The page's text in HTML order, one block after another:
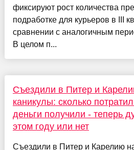
фиксируют рост количества
подработке для курьеров в III
сравнении с аналогичным
В целом п...
Съездили в Питер и
каникулы: сколько
деньги получили - теперь
этом году или нет
Съездили в Питер и Карелию